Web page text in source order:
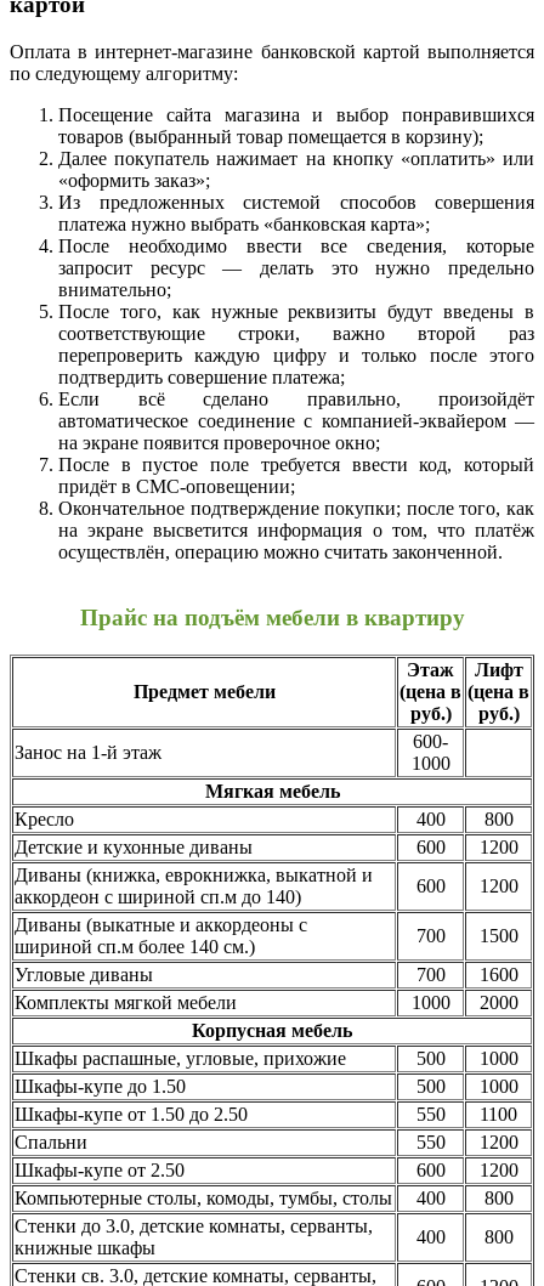
Оплата в интернет-магазине банковской картой выполняется
по следующему алгоритму:
Посещение сайта магазина и выбор понравившихся
товаров (выбранный товар помещается в корзину);
Далее покупатель нажимает на кнопку «оплатить» или
«оформить заказ»;
Из предложенных системой способов совершения
платежа нужно выбрать «банковская карта»;
После необходимо ввести все сведения, которые
запросит ресурс — делать это нужно предельно
внимательно;
После того, как нужные реквизиты будут введены в
соответствующие строки, важно второй раз
перепроверить каждую цифру и только после этого
подтвердить совершение платежа;
Если всё сделано правильно, произойдёт
автоматическое соединение с компанией-эквайером —
на экране появится проверочное окно;
После в пустое поле требуется ввести код, который
придёт в СМС-оповещении;
Окончательное подтверждение покупки; после того, как
на экране высветится информация о том, что платёж
осуществлён, операцию можно считать законченной.
Прайс на подъём мебели в квартиру
Предмет мебели
Этаж
(цена в
руб.)
Лифт
(цена в
руб.)
Занос на 1-й этаж
600-
1000
Мягкая мебель
Кресло
400
800
Детские и кухонные диваны
600
1200
Диваны (книжка, еврокнижка, выкатной и
аккордеон с шириной сп.м до 140)
600
1200
Диваны (выкатные и аккордеоны с
шириной сп.м более 140 см.)
700
1500
Угловые диваны
700
1600
Комплекты мягкой мебели
1000
2000
Корпусная мебель
Шкафы распашные, угловые, прихожие
500
1000
Шкафы-купе до 1.50
500
1000
Шкафы-купе от 1.50 до 2.50
550
1100
Спальни
550
1200
Шкафы-купе от 2.50
600
1200
Компьютерные столы, комоды, тумбы, столы
400
800
Стенки до 3.0, детские комнаты, серванты,
книжные шкафы
400
800
Стенки св. 3.0, детские комнаты, серванты,